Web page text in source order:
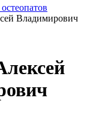
Владимирович